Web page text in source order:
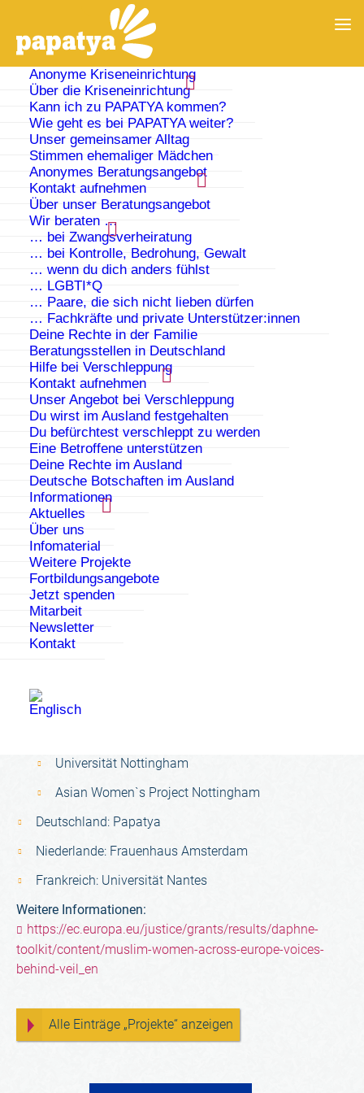
Anonyme Kriseneinrichtung
Über die Kriseneinrichtung
Kann ich zu PAPATYA kommen?
Wie geht es bei PAPATYA weiter?
Unser gemeinsamer Alltag
Stimmen ehemaliger Mädchen
Anonymes Beratungsangebot
Kontakt aufnehmen
Über unser Beratungsangebot
Wir beraten …
… bei Zwangsverheiratung
… bei Kontrolle, Bedrohung, Gewalt
… wenn du dich anders fühlst
… LGBTI*Q
… Paare, die sich nicht lieben dürfen
… Fachkräfte und private Unterstützer:innen
Deine Rechte in der Familie
Beratungsstellen in Deutschland
Hilfe bei Verschleppung
Kontakt aufnehmen
Unser Angebot bei Verschleppung
Du wirst im Ausland festgehalten
Du befürchtest verschleppt zu werden
Eine Betroffene unterstützen
Deine Rechte im Ausland
Deutsche Botschaften im Ausland
Informationen
Aktuelles
Über uns
Infomaterial
Weitere Projekte
Fortbildungsangebote
Jetzt spenden
Mitarbeit
Newsletter
Kontakt
Muslim Women Across Europe
– Voices From Behind the Veil
Projektzeitraum: 2001-2002
Die drei in der Praxis arbeitenden Projekte interviewen
Klientinnen über ihre Lebenssituation und ihre
Gewalterfahrungen und stellen je fünf Lebensläufe
anonymisiert und übersetzt ins Netz. Die Universität
Nantes liefert die technische Expertise für den
Umgang mit dem Internet.
Im Anschluss findet ein Austausch zwischen den
Ländern statt, der mit Konferenzen in Amsterdam,
Paris und Nottingham einer breiteren Öffentlichkeit
vorgestellt wird. Ziel ist es, Fachkräfte anhand der
Partnerorganisationen:
Universität Nottingham
Asian Women`s Project Nottingham
Deutschland: Papatya
Niederlande: Frauenhaus Amsterdam
Frankreich: Universität Nantes
Weitere Informationen:
https://ec.europa.eu/justice/grants/results/daphne-
toolkit/content/muslim-women-across-europe-voices-
behind-veil_en
Alle Einträge „Projekte“ anzeigen